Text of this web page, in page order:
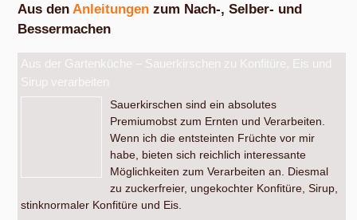
Aus den Anleitungen zum Nach-, Selber- und
Bessermachen
Aus der Gartenküche – Sauerkirschen zu Konfitüre, Eis und
Sirup verarbeiten
Sauerkirschen sind ein absolutes
Premiumobst zum Ernten und Verarbeiten.
Wenn ich die entsteinten Früchte vor mir
habe, bieten sich reichlich interessante
Möglichkeiten zum Verarbeiten an. Diesmal
zu zuckerfreier, ungekochter Konfitüre, Sirup,
stinknormaler Konfitüre und Eis.